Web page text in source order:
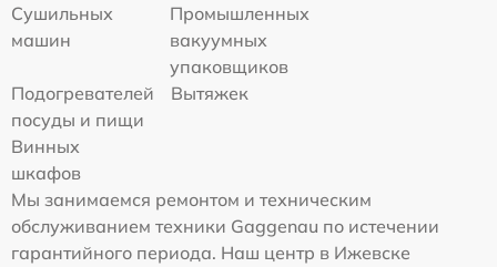
Сушильных
машин
Промышленных
вакуумных
упаковщиков
Подогревателей
посуды и пищи
Вытяжек
Винных
шкафов
Мы занимаемся ремонтом и техническим
обслуживанием техники Gaggenau по истечении
гарантийного периода. Наш центр в Ижевске